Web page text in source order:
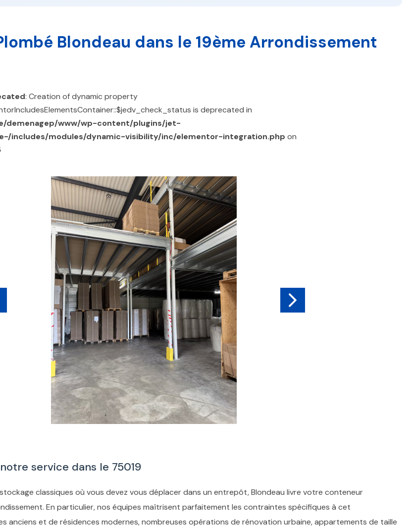
Blondeau dans le 19ème Arrondissement
: Creation of dynamic property
is deprecated in
demenagep/www/wp-content/plugins/jet-
includes/modules/dynamic-visibility/inc/elementor-integration.php on
service dans le 75019
classiques où vous devez vous déplacer dans un entrepôt, Blondeau livre votre conteneur
En particulier, nos équipes maîtrisent parfaitement les contraintes spécifiques à cet
anciens et de résidences modernes, nombreuses opérations de rénovation urbaine, appartements de taille